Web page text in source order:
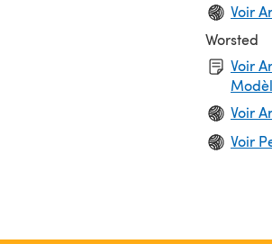
Voir
Worsted
Voir
Voir
Voir